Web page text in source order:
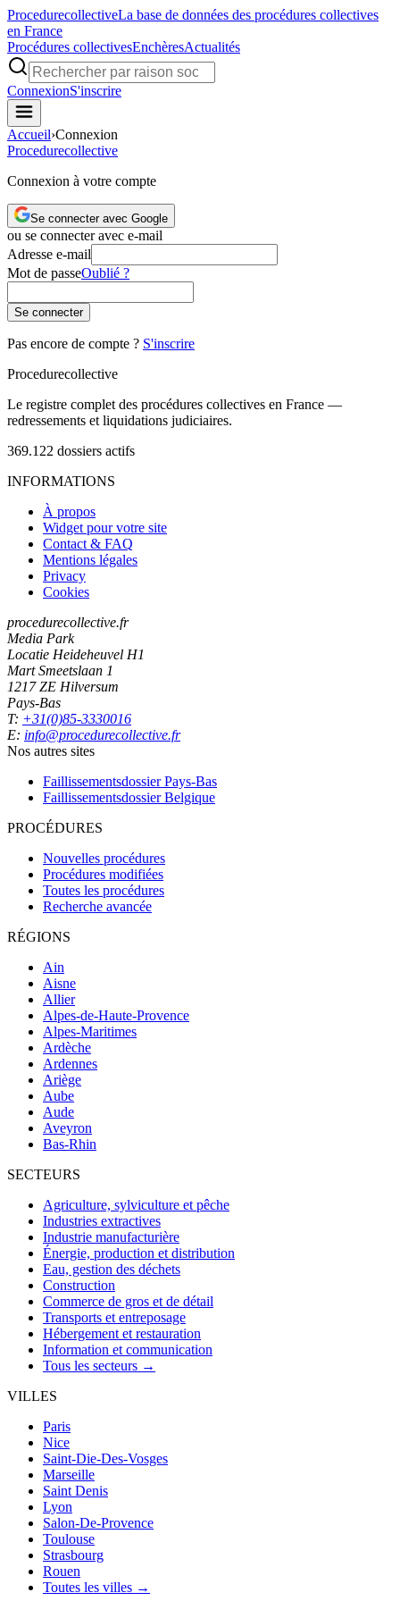
ProcedurecollectiveLa base de données des procédures collectives
en France
Procédures collectivesEnchèresActualités
ConnexionS'inscrire
Accueil›Connexion
Procedurecollective
Connexion à votre compte
Se connecter avec Google
ou se connecter avec e-mail
Adresse e-mail
Mot de passeOublié ?
Se connecter
Pas encore de compte ? S'inscrire
Procedurecollective
Le registre complet des procédures collectives en France —
redressements et liquidations judiciaires.
369.122 dossiers actifs
INFORMATIONS
À propos
Widget pour votre site
Contact & FAQ
Mentions légales
Privacy
Cookies
procedurecollective.fr
Media Park
Locatie Heideheuvel H1
Mart Smeetslaan 1
1217 ZE Hilversum
Pays-Bas
T: +31(0)85-3330016
E: info@procedurecollective.fr
Nos autres sites
Faillissementsdossier Pays-Bas
Faillissementsdossier Belgique
PROCÉDURES
Nouvelles procédures
Procédures modifiées
Toutes les procédures
Recherche avancée
RÉGIONS
Ain
Aisne
Allier
Alpes-de-Haute-Provence
Alpes-Maritimes
Ardèche
Ardennes
Ariège
Aube
Aude
Aveyron
Bas-Rhin
SECTEURS
Agriculture, sylviculture et pêche
Industries extractives
Industrie manufacturière
Énergie, production et distribution
Eau, gestion des déchets
Construction
Commerce de gros et de détail
Transports et entreposage
Hébergement et restauration
Information et communication
Tous les secteurs →
VILLES
Paris
Nice
Saint-Die-Des-Vosges
Marseille
Saint Denis
Lyon
Salon-De-Provence
Toulouse
Strasbourg
Rouen
Toutes les villes →